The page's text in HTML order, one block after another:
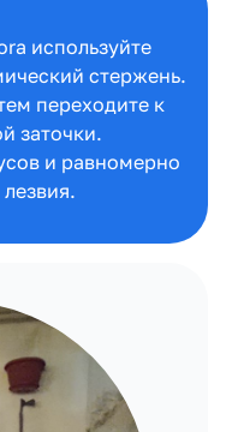
используйте
стержень.
переходите к
заточки.
и равномерно